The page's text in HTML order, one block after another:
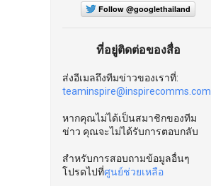
Follow @googlethailand
ที่อยู่ติดต่อของสื่อ
ส่งอีเมลถึงทีมข่าวของเราที่:
teaminspire@inspirecomms.com.
หากคุณไม่ได้เป็นสมาชิกของทีม
ข่าว คุณจะไม่ได้รับการตอบกลับ
สำหรับการสอบถามข้อมูลอื่นๆ
โปรดไปที่ศูนย์ช่วยเหลือ